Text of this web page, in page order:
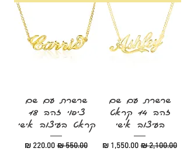
שרשרת עם שם
זהב 14 קראט
בעיצוב אישי
מחיר רגיל‏2,100.00 ‏₪ מחיר מבצע‏1,550.00 ‏₪
שרשרת עם שם
ציפוי זהב 18
קראט בעיצוב אישי
מחיר רגיל‏550.00 ‏₪ מחיר מבצע‏220.00 ‏₪